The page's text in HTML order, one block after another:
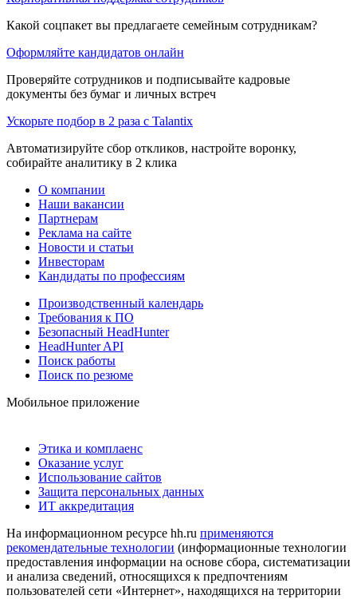
Какой соцпакет вы предлагаете семейным сотрудникам?
Оформляйте кандидатов онлайн
Проверяйте сотрудников и подписывайте кадровые
документы без бумаг и личных встреч
Ускорьте подбор в 2 раза с Talantix
Автоматизируйте сбор откликов, настройте воронку,
собирайте аналитику в 2 клика
О компании
Наши вакансии
Партнерам
Реклама на сайте
Новости и статьи
Инвесторам
Кандидаты по профессиям
Производственный календарь
Требования к ПО
Безопасный HeadHunter
HeadHunter API
Поиск работы
Поиск по резюме
Мобильное приложение
Этика и комплаенс
Оказание услуг
Использование сайтов
Защита персональных данных
ИТ аккредитация
На информационном ресурсе hh.ru применяются
рекомендательные технологии (информационные технологии
предоставления информации на основе сбора, систематизации
и анализа сведений, относящихся к предпочтениям
пользователей сети «Интернет», находящихся на территории